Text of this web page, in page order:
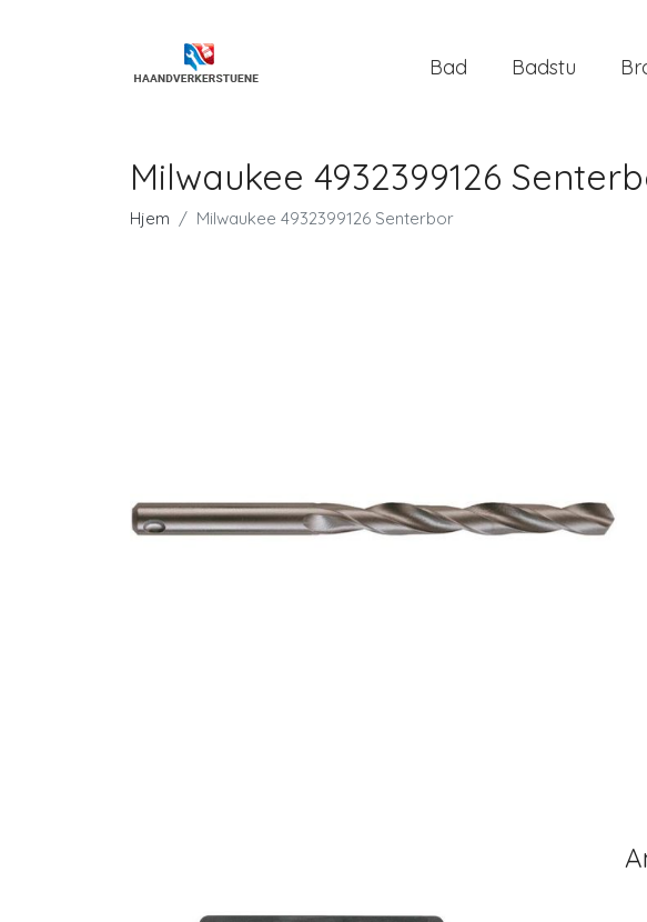
Bad Badstu
Milwaukee 4932399126
Hjem Milwaukee 4932399126 Senterbor